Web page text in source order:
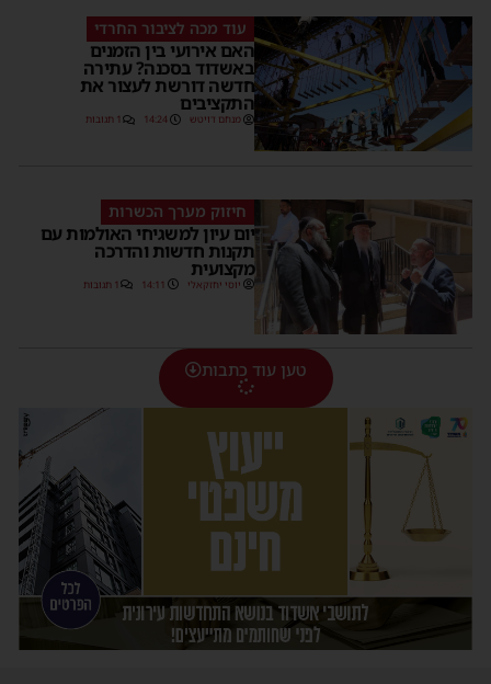
עוד מכה לציבור החרדי
האם אירועי בין הזמנים
באשדוד בסכנה? עתירה
חדשה דורשת לעצור את
התקציבים
מנחם דויטש 14:24 1 תגובות
חיזוק מערך הכשרות
יום עיון למשגיחי האולמות עם
תקנות חדשות והדרכה
מקצועית
יוסי יחזקאלי 14:11 1 תגובות
טען עוד כתבות